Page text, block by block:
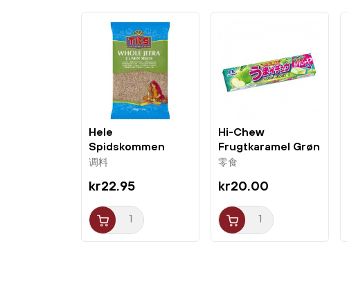
Hele
Spidskommen
100g TRS
调料
kr22.95
Hi-Chew
Frugtkaramel Grøn
Æble 58,8g...
零食
kr20.00